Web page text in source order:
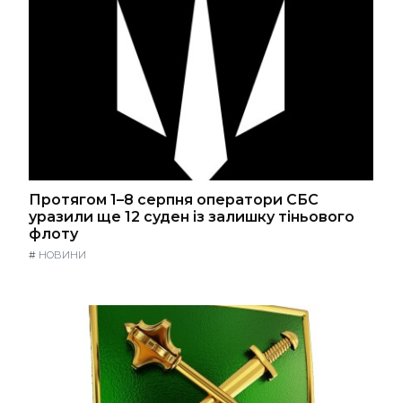
Протягом 1–8 серпня оператори СБС
уразили ще 12 суден із залишку тіньового
флоту
# НОВИНИ